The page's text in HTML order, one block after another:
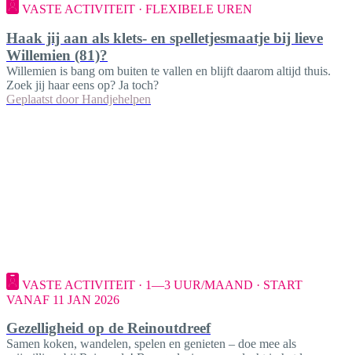
VASTE ACTIVITEIT · FLEXIBELE UREN
Haak jij aan als klets- en spelletjesmaatje bij lieve
Willemien (81)?
Willemien is bang om buiten te vallen en blijft daarom altijd thuis.
Zoek jij haar eens op? Ja toch?
Geplaatst door Handjehelpen
VASTE ACTIVITEIT · 1—3 UUR/MAAND · START
VANAF 11 JAN 2026
Gezelligheid op de Reinoutdreef
Samen koken, wandelen, spelen en genieten – doe mee als